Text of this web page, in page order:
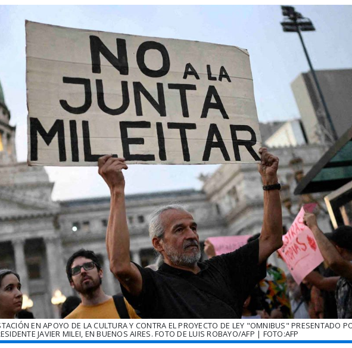
EN APOYO DE LA CULTURA Y CONTRA EL PROYECTO DE LEY "OMNIBUS" PRESENTADO
JAVIER MILEI, EN BUENOS AIRES. FOTO DE LUIS ROBAYO/AFP | FOTO:AFP